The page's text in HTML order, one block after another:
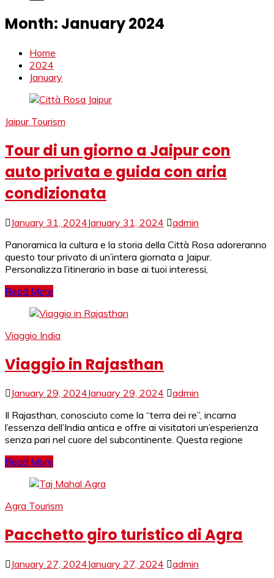
Month: January 2024
Home
2024
January
Jaipur Tourism
Tour di un giorno a Jaipur con
auto privata e guida con aria
condizionata
January 31, 2024January 31, 2024
admin
Panoramica la cultura e la storia della Città Rosa adoreranno
questo tour privato di un’intera giornata a Jaipur.
Personalizza l’itinerario in base ai tuoi interessi,
Read More
Viaggio India
Viaggio in Rajasthan
January 29, 2024January 29, 2024
admin
Il Rajasthan, conosciuto come la “terra dei re”, incarna
l’essenza dell’India antica e offre ai visitatori un’esperienza
senza pari nel cuore del subcontinente. Questa regione
Read More
Agra Tourism
Pacchetto giro turistico di Agra
January 27, 2024January 27, 2024
admin